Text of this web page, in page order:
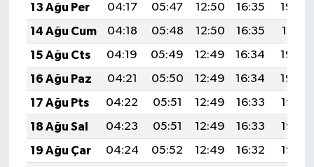
13 Ağu Per
04:17 05:47 12:50 16:35
19:42
14 Ağu Cum
04:18 05:48 12:50 16:35
19:41
15 Ağu Cts
04:19 05:49 12:49 16:34
19:40
16 Ağu Paz
04:21 05:50 12:49 16:34
19:39
17 Ağu Pts
04:22 05:51 12:49 16:33
19:37
18 Ağu Sal
04:23 05:51 12:49 16:33
19:36
19 Ağu Çar
04:24 05:52 12:49 16:32
19:35